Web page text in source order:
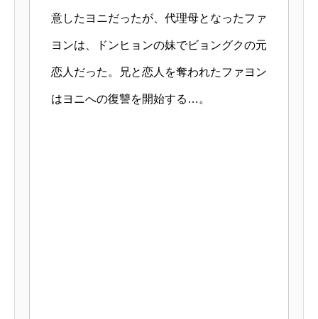
意したヨニだったが、代理母となったファ
ヨンは、ドンヒョンの妹でビョングクの元
恋人だった。兄と恋人を奪われたファヨン
はヨニへの復讐を開始する…。